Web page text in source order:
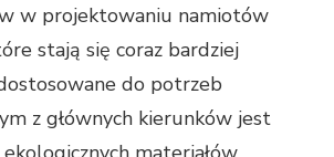
w projektowaniu namiotów
stają się coraz bardziej
do potrzeb
z głównych kierunków jest